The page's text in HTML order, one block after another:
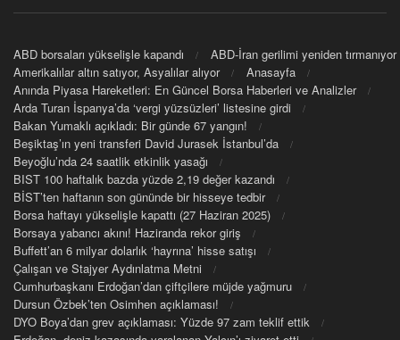
ABD borsaları yükselişle kapandı
ABD-İran gerilimi yeniden tırmanıyor
Amerikalılar altın satıyor, Asyalılar alıyor
Anasayfa
Anında Piyasa Hareketleri: En Güncel Borsa Haberleri ve Analizler
Arda Turan İspanya’da ‘vergi yüzsüzleri’ listesine girdi
Bakan Yumaklı açıkladı: Bir günde 67 yangın!
Beşiktaş’ın yeni transferi David Jurasek İstanbul’da
Beyoğlu’nda 24 saatlik etkinlik yasağı
BIST 100 haftalık bazda yüzde 2,19 değer kazandı
BİST’ten haftanın son gününde bir hisseye tedbir
Borsa haftayı yükselişle kapattı (27 Haziran 2025)
Borsaya yabancı akını! Haziranda rekor giriş
Buffett’an 6 milyar dolarlık ‘hayrına’ hisse satışı
Çalışan ve Stajyer Aydınlatma Metni
Cumhurbaşkanı Erdoğan’dan çiftçilere müjde yağmuru
Dursun Özbek’ten Osimhen açıklaması!
DYO Boya’dan grev açıklaması: Yüzde 97 zam teklif ettik